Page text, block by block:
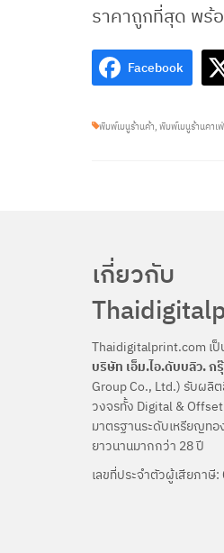
ราคาถูกที่สุด พร้
Facebook
พิมพ์เมนูร้านค้า พิมพ์เมนูร้านคาเฟ่
เกี่ยวกับ
Thaidigitalprint.com เป็
บริษัท เอ็ม.ไอ.ดับบลิว. ก
Group Co., Ltd.) รับผลิ
วงจรทั้ง Digital &
มาตรฐานระดับเหรียญท
ยาวนานมากกว่า 28 ปี
เลขที่ประจำตัวผู้เสียภาษี